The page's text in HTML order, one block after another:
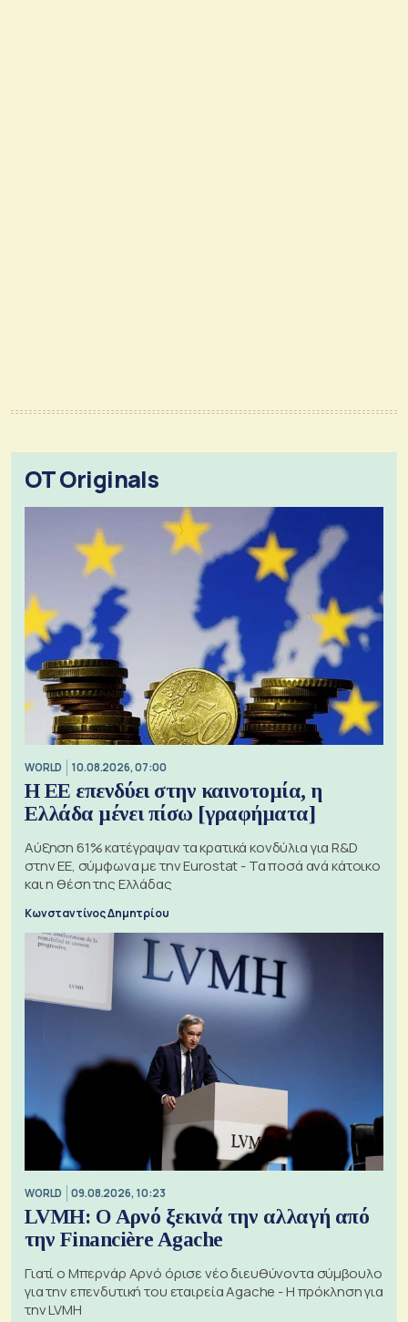
OT Originals
WORLD 10.08.2026, 07:00
Η ΕΕ επενδύει στην καινοτομία, η
Ελλάδα μένει πίσω [γραφήματα]
Αύξηση 61% κατέγραψαν τα κρατικά κονδύλια για R&D
στην ΕΕ, σύμφωνα με την Eurostat - Τα ποσά ανά κάτοικο
και η θέση της Ελλάδας
Κωνσταντίνος Δημητρίου
WORLD 09.08.2026, 10:23
LVMH: Ο Αρνό ξεκινά την αλλαγή από
την Financière Agache
Γιατί ο Μπερνάρ Αρνό όρισε νέο διευθύνοντα σύμβουλο
για την επενδυτική του εταιρεία Agache - Η πρόκληση για
την LVMH